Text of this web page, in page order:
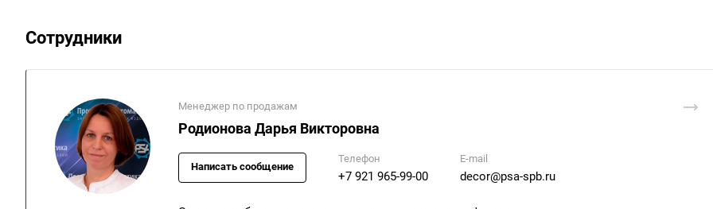
Сотрудники
Менеджер по продажам
Родионова Дарья Викторовна
Написать сообщение
Телефон
+7 921 965-99-00
E-mail
decor@psa-spb.ru